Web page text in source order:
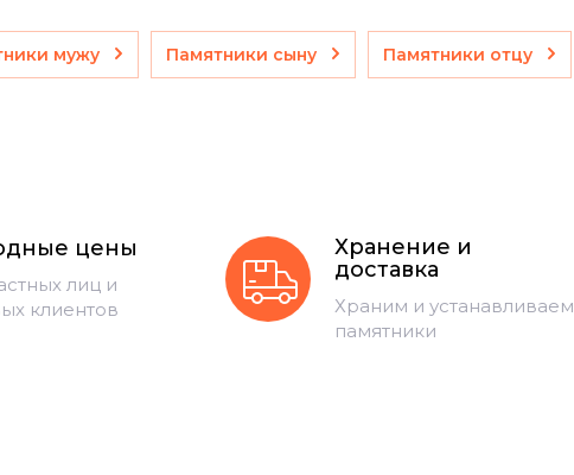
мужу Памятники сыну Памятники отцу
цены
лиц и
клиентов
Хранение и
доставка
Храним и устанавливаем
памятники